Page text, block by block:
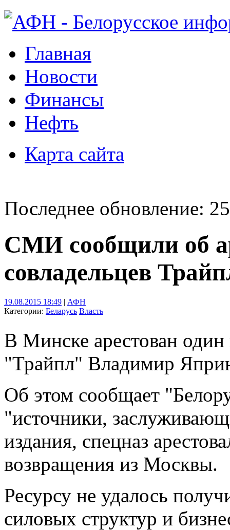
Главная
Новости
Финансы
Нефть
Карта сайта
Последнее обновление:
СМИ сообщили об
совладельцев
19.08.2015 18:49 | АФН
Категории: Беларусь Власть
В Минске арестован один
"Трайпл" Владимир
Об этом сообщает
"источники,
издания, спецназ
возвращения из Москвы.
Ресурсу не удалось
силовых структур и